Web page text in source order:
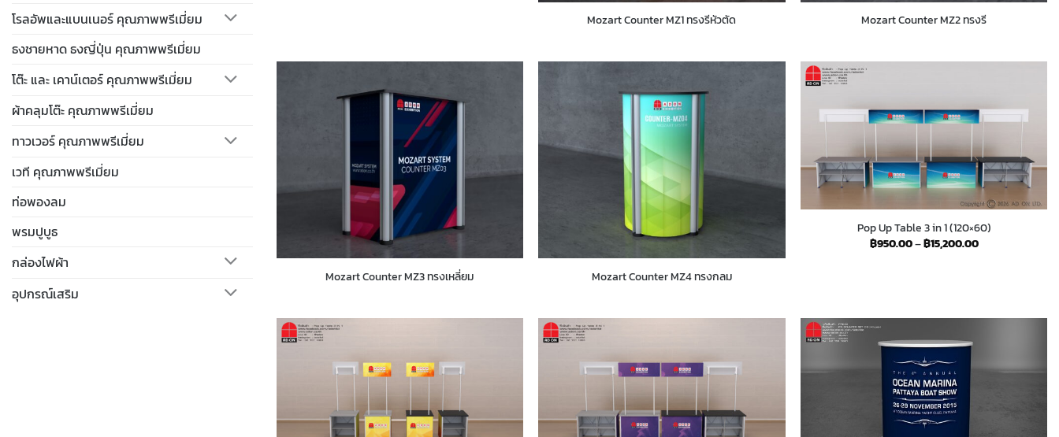
โรลอัพและแบนเนอร์ คุณภาพพรีเมี่ยม
ธงชายหาด ธงญี่ปุ่น คุณภาพพรีเมี่ยม
โต๊ะ และ เคาน์เตอร์ คุณภาพพรีเมี่ยม
ผ้าคลุมโต๊ะ คุณภาพพรีเมี่ยม
ทาวเวอร์ คุณภาพพรีเมี่ยม
เวที คุณภาพพรีเมี่ยม
ท่อพองลม
พรมปูบูธ
กล่องไฟผ้า
อุปกรณ์เสริม
Mozart Counter MZ1 ทรงรีหัวตัด Mozart Counter MZ2 ทรงรี
Mozart Counter MZ3 ทรงเหลี่ยม Mozart Counter MZ4 ทรงกลม
Pop Up Table 3 in 1 (120×60)
฿950.00–฿15,200.00Price